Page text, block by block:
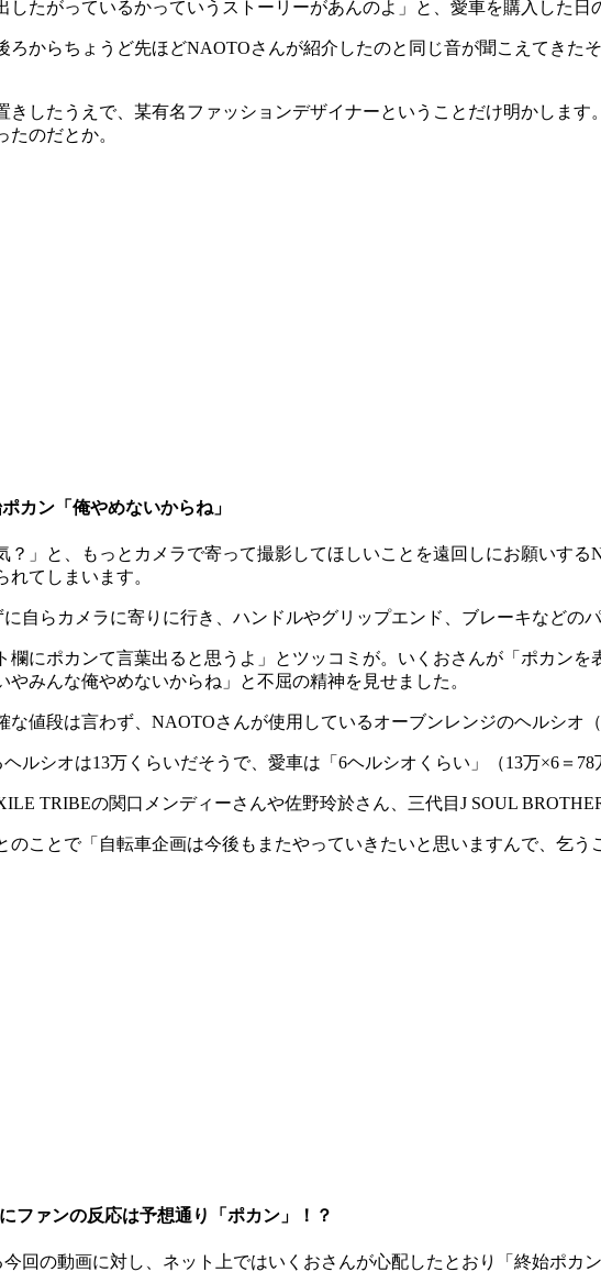
たがっているかっていうストーリーがあんのよ」と、愛車を購入した日
ろからちょうど先ほどNAOTOさんが紹介したのと同じ音が聞こえてき
きしたうえで、某有名ファッションデザイナーということだけ明かしま
のだとか。
カン「俺やめないからね」
？」と、もっとカメラで寄って撮影してほしいことを遠回しにお願いす
てしまいます。
自らカメラに寄りに行き、ハンドルやグリップエンド、ブレーキなどの
欄にポカンて言葉出ると思うよ」とツッコミが。いくおさんが「ポカン
みんな俺やめないからね」と不屈の精神を見せました。
値段は言わず、NAOTOさんが使用しているオーブンレンジのヘルシオ
ルシオは13万くらいだそうで、愛車は「6ヘルシオくらい」（13万×6＝78
TRIBEの関口メンディーさんや佐野玲於さん、三代目J SOUL
ことで「自転車企画は今後もまたやっていきたいと思いますんで、乞う
ファンの反応は予想通り「ポカン」！？
回の動画に対し、ネット上ではいくおさんが心配したとおり「終始ポカン